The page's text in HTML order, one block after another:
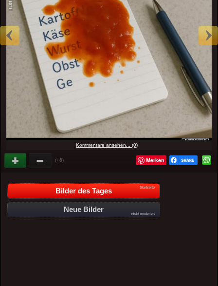
Kommentare ansehen... (0)
(+6) Merken
Bilder des Tages Startseite
Neue Bilder
nicht moderiert